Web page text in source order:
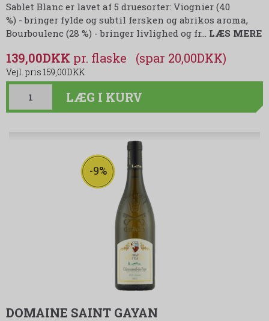
Sablet Blanc er lavet af 5 druesorter: Viognier (40
%) - bringer fylde og subtil fersken og abrikos aroma,
Bourboulenc (28 %) - bringer livlighed og fr… LÆS MERE
139,00DKK
159,00DKK
(spar 20,00DKK)
LÆG I KURV
-9%
DOMAINE SAINT GAYAN